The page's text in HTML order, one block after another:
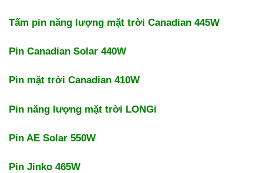
Tấm pin năng lượng mặt trời Canadian 445W
Pin Canadian Solar 440W
Pin mặt trời Canadian 410W
Pin năng lượng mặt trời LONGi
Pin AE Solar 550W
Pin Jinko 465W